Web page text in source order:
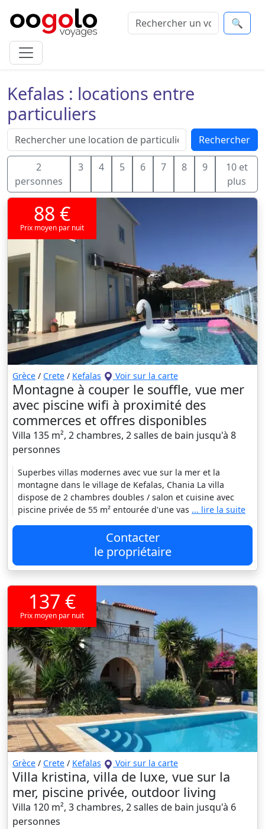
🔍
Kefalas : locations entre
particuliers
Rechercher
2
personnes
3 4 5 6 7 8 9
10 et
plus
88 €
Prix moyen par nuit
Grèce / Crete / Kefalas Voir sur la carte
Montagne à couper le souffle, vue mer
avec piscine wifi à proximité des
commerces et offres disponibles
Villa 135 m², 2 chambres, 2 salles de bain jusqu'à 8
personnes
Superbes villas modernes avec vue sur la mer et la
montagne dans le village de Kefalas, Chania La villa
dispose de 2 chambres doubles / salon et cuisine avec
piscine privée de 55 m² entourée d'une vas ... lire la suite
Contacter
le propriétaire
137 €
Prix moyen par nuit
Grèce / Crete / Kefalas Voir sur la carte
Villa kristina, villa de luxe, vue sur la
mer, piscine privée, outdoor living
Villa 120 m², 3 chambres, 2 salles de bain jusqu'à 6
personnes